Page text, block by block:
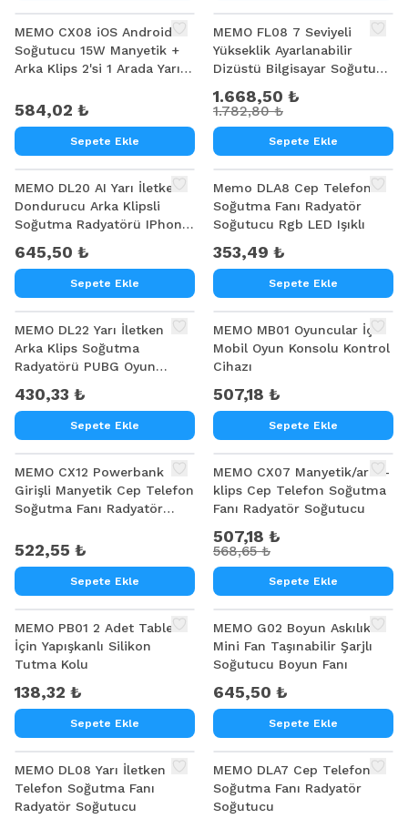
MEMO CX08 iOS Android
Soğutucu 15W Manyetik +
Arka Klips 2'si 1 Arada Yarı
Radyatörü
584,02 ₺
Sepete Ekle
MEMO FL08 7 Seviyeli
Yükseklik Ayarlanabilir
Dizüstü Bilgisayar Soğutucu
Soğutma Radyatörü
1.668,50 ₺
1.782,80 ₺
Sepete Ekle
MEMO DL20 AI Yarı İletken
Dondurucu Arka Klipsli
Soğutma Radyatörü IPhone
Soğutucu 3 Aşamalı
645,50 ₺
Sepete Ekle
Memo DLA8 Cep Telefon
Soğutma Fanı Radyatör
Soğutucu Rgb LED Işıklı
353,49 ₺
Sepete Ekle
MEMO DL22 Yarı İletken
Arka Klips Soğutma
Radyatörü PUBG Oyun
430,33 ₺
Sepete Ekle
MEMO MB01 Oyuncular İçin
Mobil Oyun Konsolu Kontrol
Cihazı
507,18 ₺
Sepete Ekle
MEMO CX12 Powerbank
Girişli Manyetik Cep Telefon
Soğutma Fanı Radyatör
522,55 ₺
Sepete Ekle
MEMO CX07 Manyetik/arka-
klips Cep Telefon Soğutma
Fanı Radyatör Soğutucu
507,18 ₺
568,65 ₺
Sepete Ekle
MEMO PB01 2 Adet Tablet
İçin Yapışkanlı Silikon
Tutma Kolu
138,32 ₺
Sepete Ekle
MEMO G02 Boyun Askılıklı
Mini Fan Taşınabilir Şarjlı
Soğutucu Boyun Fanı
645,50 ₺
Sepete Ekle
MEMO DL08 Yarı İletken
Telefon Soğutma Fanı
Radyatör Soğutucu
MEMO DLA7 Cep Telefon
Soğutma Fanı Radyatör
Soğutucu